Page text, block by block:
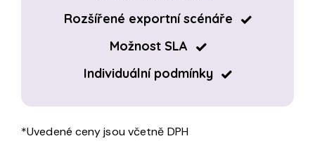
Rozšířené exportní scénáře
Možnost SLA
Individuální podmínky
*Uvedené ceny jsou včetně DPH